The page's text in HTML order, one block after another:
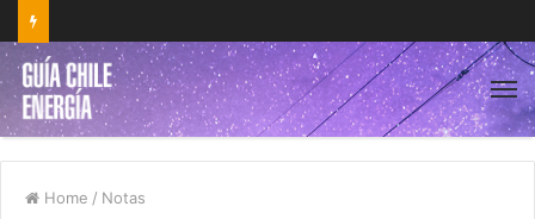
Home / Notas